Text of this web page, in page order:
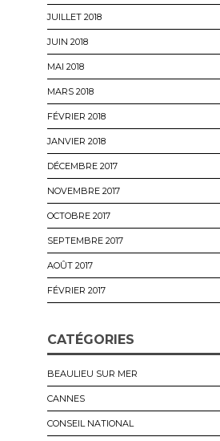
JUILLET 2018
JUIN 2018
MAI 2018
MARS 2018
FÉVRIER 2018
JANVIER 2018
DÉCEMBRE 2017
NOVEMBRE 2017
OCTOBRE 2017
SEPTEMBRE 2017
AOÛT 2017
FÉVRIER 2017
CATÉGORIES
BEAULIEU SUR MER
CANNES
CONSEIL NATIONAL